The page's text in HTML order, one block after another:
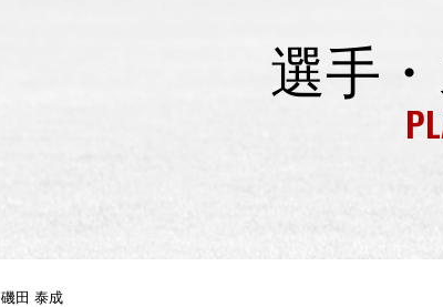
選手
磯田 泰成